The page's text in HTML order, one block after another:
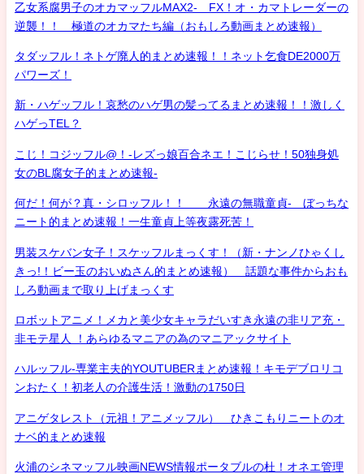
乙女系腐男子のオカマッフルMAX2- FX！オ・カマトレーダーの
逆襲！！ 極道のオカマたち編（おもしろ動画まとめ速報）
タダッフル！ネトゲ廃人的まとめ速報！！ネット乞食DE2000万
パワーズ！
新・ハゲッフル！哀愁のハゲ男の髪ってるまとめ速報！！激しく
ハゲっTEL？
こじ！コジッフル@！-レズっ娘百合ネエ！こじらせ！50独身処
女のBL腐女子的まとめ速報-
何だ！何が？真・シロッフル！！ 永遠の無職童貞- ぼっちな
ニート的まとめ速報！一生童貞上等夜露死苦！
男装スケバン女子！スケッフルまっくす！（新・ナンノひゃくし
きっ!！ビー玉のおいぬさん的まとめ速報） 話題な事件からおも
しろ動画まで取り上げまっくす
ロボットアニメ！メカと美少女キャラだいすき永遠の非リア充・
非モテ星人 ！あらゆるマニアの為のマニアックサイト
ハルッフル-専業主夫的YOUTUBERまとめ速報！キモデブロリコ
ンおたく！初老人の介護生活！激動の1750日
アニゲタレスト（元祖！アニメッフル） ひきこもりニートのオ
ナベ的まとめ速報
火浦のシネマッフル映画NEWS情報ポータブルの杜！オネエ管理